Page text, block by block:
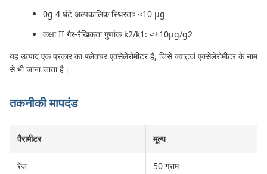
0g 4 घंटे अल्पकालिक स्थिरताः ≤10 μg
कक्षा II गैर-रैखिकता गुणांक k2/k1: ≤±10μg/g2
यह उत्पाद एक प्रकार का फ्लेक्चर एक्सेलेरोमीटर है, जिसे क्वार्ट्ज एक्सेलेरोमीटर के नाम
से भी जाना जाता है।
तकनीकी मापदंड
पैरामीटर मूल्य
रेंज 50 ग्राम